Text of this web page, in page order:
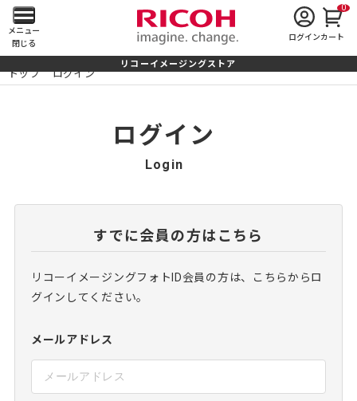
メ
イ
ン
を
開
メニュー
閉じる
ログイン
0
カート
リコーイメージングストア
トップ ログイン
ログイン
Login
すでに会員の方はこちら
リコーイメージングフォトID会員の方は、こちらからロ
グインしてください。
メールアドレス